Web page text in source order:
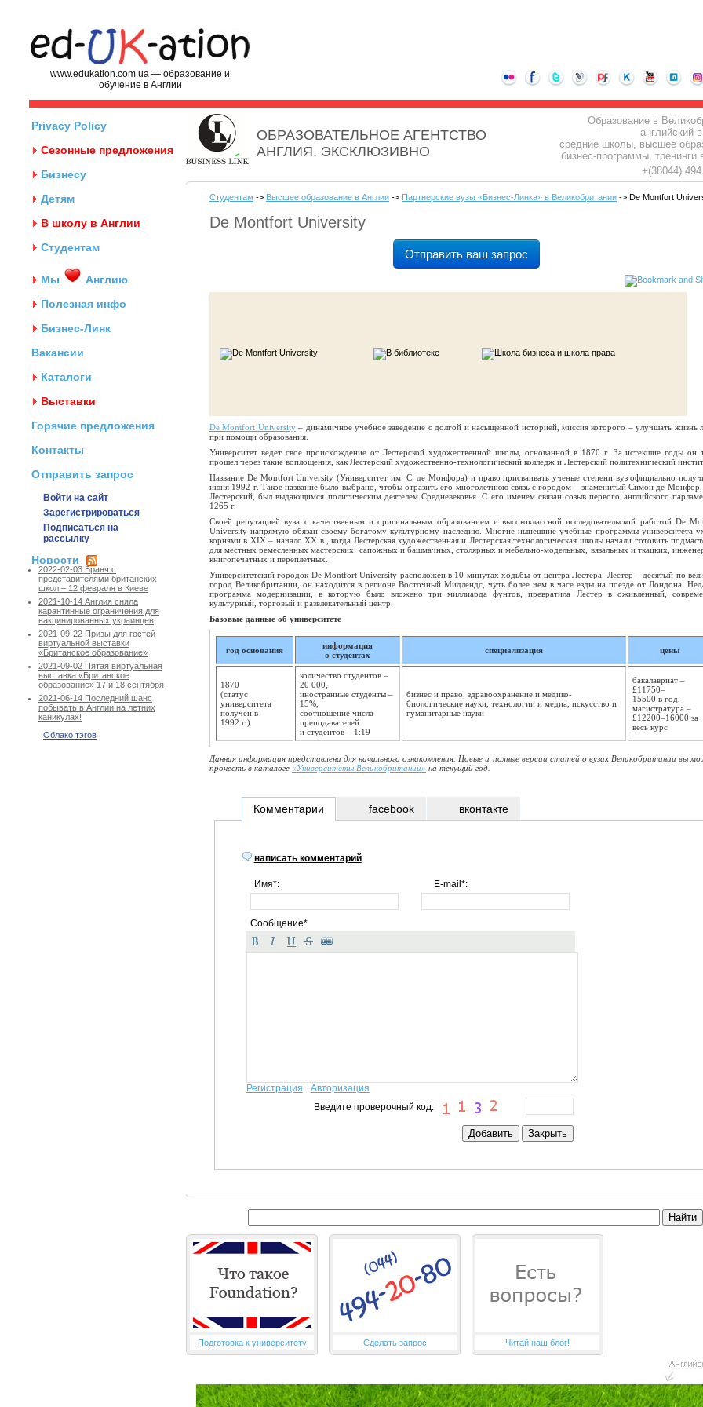
www.edukation.com.ua — образование и
обучение в Англии
Privacy Policy
Сезонные предложения
Бизнесу
Детям
В школу в Англии
Студентам
Мы
Англию
Полезная инфо
Бизнес-Линк
Вакансии
Каталоги
Выставки
Горячие предложения
Контакты
Отправить запрос
Войти на сайт
Зарегистрироваться
Подписаться на
рассылку
Новости
2022-02-03 Бранч с
представителями британских
школ – 12 февраля в Киеве
2021-10-14 Англия сняла
карантинные ограничения для
вакцинированных украинцев
2021-09-22 Призы для гостей
виртуальной выставки
«Британское образование»
2021-09-02 Пятая виртуальная
выставка «Британское
образование» 17 и 18 сентября
2021-06-14 Последний шанс
побывать в Англии на летних
каникулах!
Облако тэгов
ОБРАЗОВАТЕЛЬНОЕ АГЕНТСТВО
АНГЛИЯ. ЭКСКЛЮЗИВНО
Образование в
английский
средние школы, высшее
бизнес-программы, тренинги
+(38044)
Студентам -> Высшее образование в Англии -> Партнерские вузы «Бизнес-Линка» в Великобритании -> De Montfort
De Montfort University
Отправить ваш запрос
De Montfort University– динамичное учебное заведение с долгой и насыщенной историей, миссия которого – улучшать жизнь
при помощи образования.
Университет ведет свое происхождение от Лестерской художественной школы, основанной в 1870 г. За истекшие годы он
прошел через такие воплощения, как Лестерский художественно-технологический колледж и Лестерский политехнический
Название De Montfort University (Университет им. С. де Монфора) и право присваивать ученые степени вуз официально
июня 1992 г. Такое название было выбрано, чтобы отразить его многолетнюю связь с городом – знаменитый Симон де
Лестерский, был выдающимся политическим деятелем Средневековья. С его именем связан созыв первого английского
1265 г.
Своей репутацией вуза с качественным и оригинальным образованием и высококлассной исследовательской работой De
University напрямую обязан своему богатому культурному наследию. Многие нынешние учебные программы университета
корнями в XIX – начало XX в., когда Лестерская художественная и Лестерская технологическая школы начали готовить
для местных ремесленных мастерских: сапожных и башмачных, столярных и мебельно-модельных, вязальных и ткацких,
книгопечатных и переплетных.
Университетский городок De Montfort University расположен в 10 минутах ходьбы от центра Лестера. Лестер – десятый по
город Великобритании, он находится в регионе Восточный Мидлендс, чуть более чем в часе езды на поезде от Лондона.
программа модернизации, в которую было вложено три миллиарда фунтов, превратила Лестер в оживленный,
культурный, торговый и развлекательный центр.
Базовые данные об университете
год основания
информация
о студентах
специализация цены
1870
(статус
университета
получен в
1992 г.)
количество студентов –
20 000,
иностранные студенты –
15%,
соотношение числа
преподавателей
и студентов – 1:19
бизнес и право, здравоохранение и медико-
биологические науки, технологии и медиа, искусство и
гуманитарные науки
бакалавриат –
£11750–
15500 в год,
магистратура –
£12200–16000 за
весь курс
Данная информация представлена для начального ознакомления. Новые и полные версии статей о вузах Великобритании вы
прочесть в каталоге «Университеты Великобритании» на текущий год.
Комментарии
написать комментарий
Имя*: E-mail*:
Сообщение*
Регистрация
Авторизация
Введите проверочный код:
facebook вконтакте
Подготовка к университету Сделать запрос Читай наш блог!